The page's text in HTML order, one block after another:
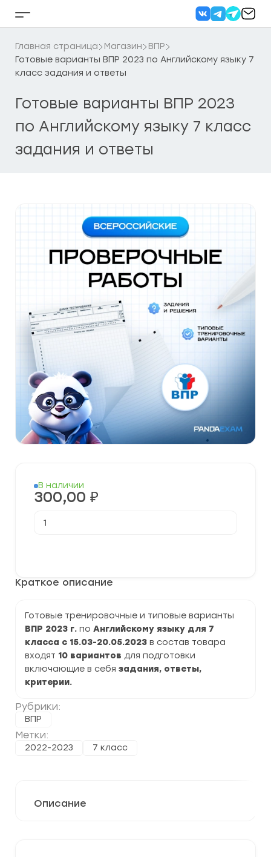
Кнопка
бокового
меню
Главная страница Магазин
ВПР
Готовые варианты ВПР 2023 по Английскому языку 7
класс задания и ответы
Готовые варианты ВПР 2023
по Английскому языку 7 класс
задания и ответы
Краткое описание
Готовые тренировочные и типовые варианты
ВПР 2023 г. по Английскому языку для 7
класса с 15.03-20.05.2023 в состав товара
входят 10 вариантов для подготовки
включающие в себя задания, ответы,
критерии.
Рубрики:
ВПР
Метки:
2022-2023 7 класс
В наличии
300,00 ₽
товара
Английскому
класс
задания
и
ответы
Описание